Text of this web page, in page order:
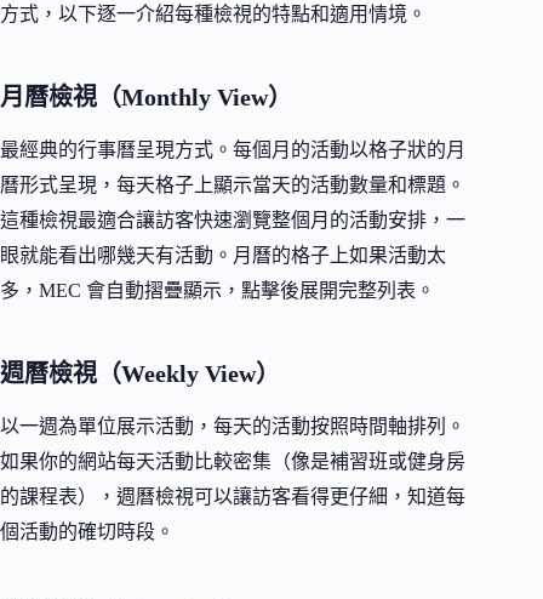
方式，以下逐一介紹每種檢視的特點和適用情境。
月曆檢視（Monthly View）
最經典的行事曆呈現方式。每個月的活動以格子狀的月
曆形式呈現，每天格子上顯示當天的活動數量和標題。
這種檢視最適合讓訪客快速瀏覽整個月的活動安排，一
眼就能看出哪幾天有活動。月曆的格子上如果活動太
多，MEC 會自動摺疊顯示，點擊後展開完整列表。
週曆檢視（Weekly View）
以一週為單位展示活動，每天的活動按照時間軸排列。
如果你的網站每天活動比較密集（像是補習班或健身房
的課程表），週曆檢視可以讓訪客看得更仔細，知道每
個活動的確切時段。